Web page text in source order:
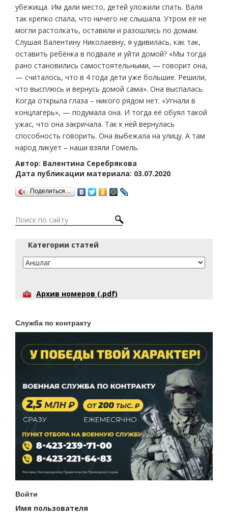
убежища. Им дали место, детей уложили спать. Валя
так крепко спала, что ничего не слышала. Утром её не
могли растолкать, оставили и разошлись по домам.
Слушая Валентину Николаевну, я удивилась, как так,
оставить ребёнка в подвале и уйти домой? «Мы тогда
рано становились самостоятельными, — говорит она,
— считалось, что в 4 года дети уже большие. Решили,
что высплюсь и вернусь домой сама». Она выспалась.
Когда открыла глаза – никого рядом нет. «Угнали в
концлагерь», — подумала она. И тогда её обуял такой
ужас, что она закричала. Так к ней вернулась
способность говорить. Она выбежала на улицу. А там
народ ликует – наши взяли Гомель.
Автор: Валентина Серебрякова
Дата публикации материала: 03.07.2020
Поделиться…
Категории статей
Архив номеров (.pdf)
Служба по контракту
Войти
Имя пользователя